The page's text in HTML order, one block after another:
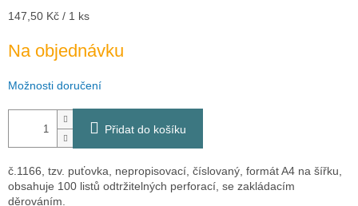
Měrná
147,50 Kč / 1 ks
Na objednávku
Možnosti doručení
Přidat do košíku
č.1166, tzv. puťovka, nepropisovací, číslovaný, formát A4 na šířku,
obsahuje 100 listů odtržitelných perforací, se zakládacím
děrováním.